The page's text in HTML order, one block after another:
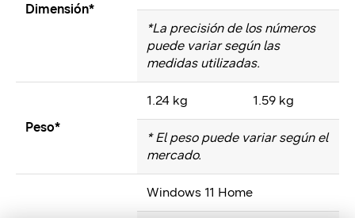
Dimensión*
*La precisión de los números
puede variar según las
medidas utilizadas.
Peso*
1.24 kg 1.59 kg
* El peso puede variar según el
mercado.
Windows 11 Home